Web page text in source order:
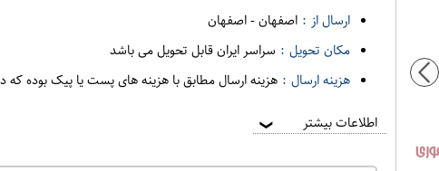
ارسال از : اصفهان-اصفهان
مکان تحویل : سراسر ایران قابل تحویل می باشد
هزینه ارسال : هزینه ارسال مطابق با هزینه های پست یا پیک بوده
اطلاعات بیشتر ❯